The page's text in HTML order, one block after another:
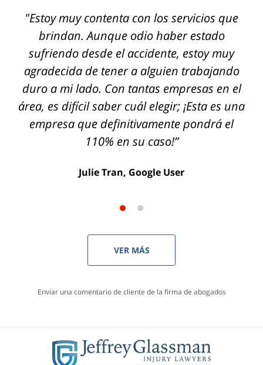
"Estoy muy contenta con los servicios que
brindan. Aunque odio haber estado
sufriendo desde el accidente, estoy muy
agradecida de tener a alguien trabajando
duro a mi lado. Con tantas empresas en el
área, es difícil saber cuál elegir; ¡Esta es una
empresa que definitivamente pondrá el
110% en su caso!”
Julie Tran, Google User
"Usé los servicios de Jeffrey Glassman Injury
Lawyers para un doloroso y frustrante caso
de compensación laboral y tuve una
experiencia absolutamente fantástica.
Fueron atentos, profesionales, expertos,
transparentes y genuinamente cuidadosos.
No puedo recomendarlos lo
suficientemente."
Anna K, Usuaria de Yelp
VER MÁS
Enviar una comentario de cliente de la firma de abogados